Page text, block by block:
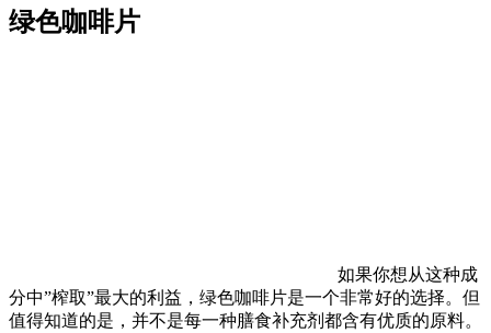
绿色咖啡片
如果你想从这种成
分中”榨取”最大的利益，绿色咖啡片是一个非常好的选择。但
值得知道的是，并不是每一种膳食补充剂都含有优质的原料。